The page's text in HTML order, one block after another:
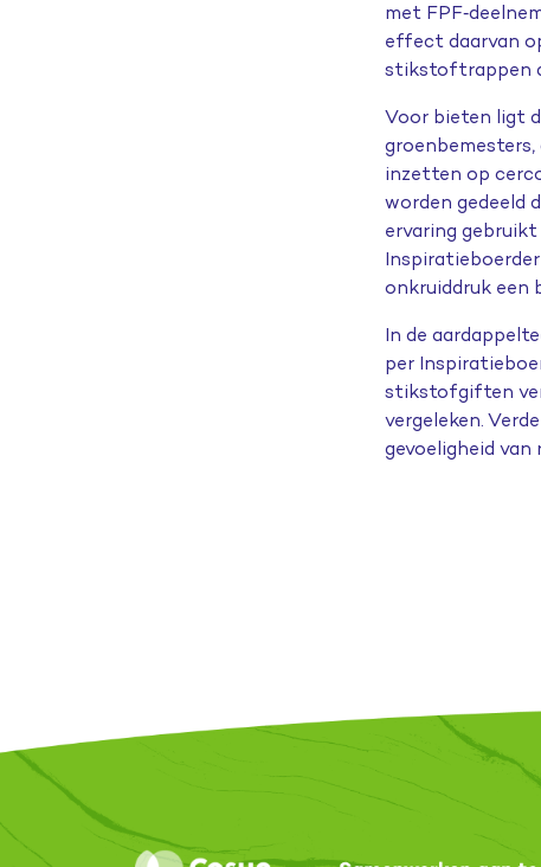
met FPF‑
effect daarvan
stikstoftrappen
Voor bieten ligt
inzetten op
worden gedeeld
ervaring
onkruiddruk een
In de
per
stikstofgiften
vergeleken.
gevoeligheid